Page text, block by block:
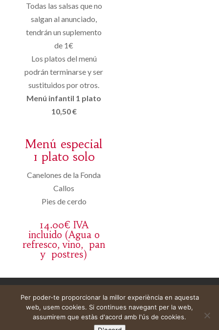
Todas las salsas que no
salgan al anunciado,
tendrán un suplemento
de 1€
Los platos del menú
podrán terminarse y ser
sustituidos por otros.
Menú infantil 1 plato
10,50 €
Menú especial
1 plato solo
Canelones de la Fonda
Callos
Pies de cerdo
14.00€ IVA
incluido (Agua o
refresco, vino, pan
y postres)
Per poder-te proporcionar la millor experiència en aquesta
web, usem cookies. Si continues navegant per la web,
assumirem que estàs d'acord amb l'ús de cookies.